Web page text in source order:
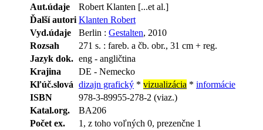
Aut.údaje
Robert Klanten [...et al.]
Ďalší autori Klanten Robert
Vyd.údaje
Berlin : Gestalten, 2010
Rozsah
271 s. : fareb. a čb. obr., 31 cm + reg.
Jazyk dok. eng - angličtina
Krajina
DE - Nemecko
Kľúč.slová dizajn grafický * vizualizácia * informácie
ISBN
978-3-89955-278-2 (viaz.)
Katal.org.
BA206
Počet ex.
1, z toho voľných 0, prezenčne 1